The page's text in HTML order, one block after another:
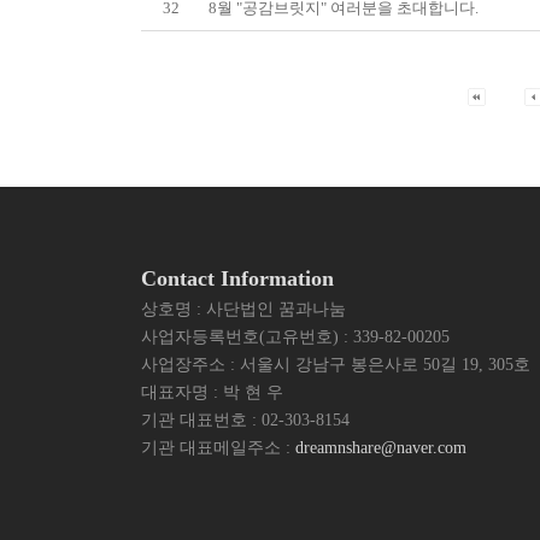
32 8월 "공감브릿지" 여러분을 초대합니다.
Contact Information
상호명 : 사단법인 꿈과나눔
사업자등록번호(고유번호) : 339-82-00205
사업장주소 : 서울시 강남구 봉은사로 50길 19, 305호
대표자명 : 박 현 우
기관 대표번호 : 02-303-8154
기관 대표메일주소 : dreamnshare@naver.com